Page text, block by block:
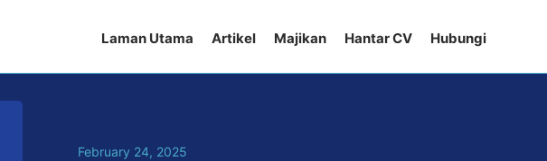
Laman Utama Artikel Majikan Hantar CV Hubungi
February 24, 2025